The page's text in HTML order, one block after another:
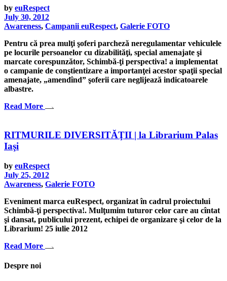
by euRespect
July 30, 2012
Awareness, Campanii euRespect, Galerie FOTO
Pentru că prea mulţi şoferi parcheză neregulamentar vehiculele
pe locurile persoanelor cu dizabilităţi, special amenajate şi
marcate corespunzător, Schimbă-ţi perspectiva! a implementat
o campanie de conştientizare a importanţei acestor spaţii special
amenajate, „amendînd” şoferii care neglijează indicatoarele
albastre.
Read More
RITMURILE DIVERSITĂŢII | la Librarium Palas
Iaşi
by euRespect
July 25, 2012
Awareness, Galerie FOTO
Eveniment marca euRespect, organizat în cadrul proiectului
Schimbă-ţi perspectiva!. Mulţumim tuturor celor care au cîntat
şi dansat, publicului prezent, echipei de organizare şi celor de la
Librarium! 25 iulie 2012
Read More
Despre noi